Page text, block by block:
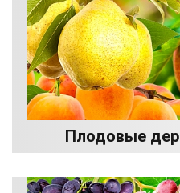
Плодовые